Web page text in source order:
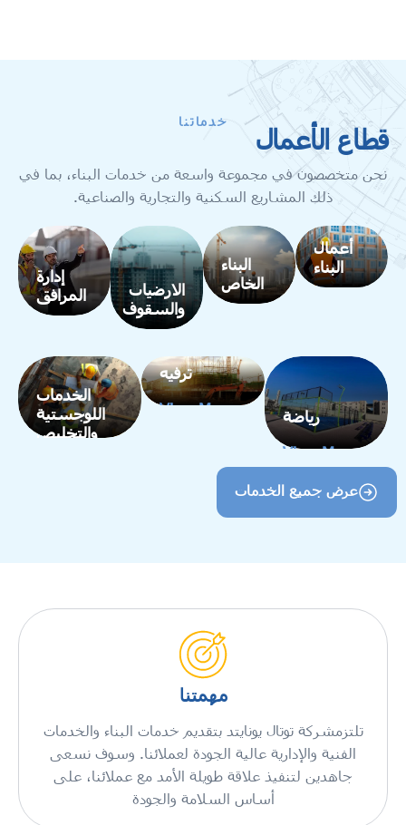
خدماتنا قطاع الأعمال
نحن متخصصون في مجموعة واسعة من خدمات البناء، بما في
ذلك المشاريع السكنية والتجارية والصناعية.
أعمال
البناء
البناء
الخاص
الارضيات
والسقوف
المزيد
إدارة
المرافق
رياضة
View More
ترفيه
View More
الخدمات
اللوجستية
والتخليص
عرض جميع الخدمات
مهمتنا
تلتزمشركة توتال يونايتد بتقديم خدمات البناء والخدمات
الفنية والإدارية عالية الجودة لعملائنا. وسوف نسعى
جاهدين لتنفيذ علاقة طويلة الأمد مع عملائنا، على
أساس السلامة والجودة